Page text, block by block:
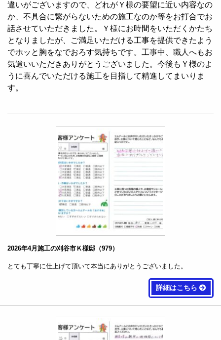
違いがございますので、どれがＹ様の要望に近い内容なの
か、不具合に繋がらないための施工なのか等をお打合でお
話させていただきました。Ｙ様にお時間をいただくかたち
となりましたが、ご満足いただける工事を提供できたよう
でホッと胸をなでおろす気持ちです。工事中、職人へもお
気遣いいただきありがとうございました。今後もＹ様のよ
うに喜んでいただける施工を目指して精進してまいりま
す。
2026年4月施工の刈谷市Ｋ様邸（979）
とても丁寧に仕上げて頂いて本当にありがとうございました。
詳細はこちら